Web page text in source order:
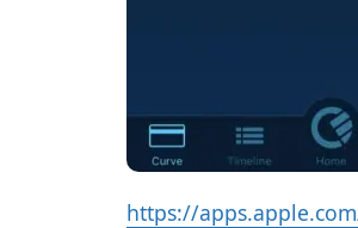
https://